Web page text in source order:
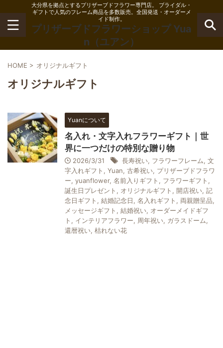
大分県を拠点とするプリザーブドフラワー専門店。 ブライダル・
ギフトで人気のフレーム商品を多数販売。全国発送・オーダーメ
イド制作。
プリザーブドフラワーショップ Yua
n（ユアン）
HOME > オリジナルギフト
オリジナルギフト
Yuanについて
名入れ・文字入れフラワーギフト｜世
界に一つだけの特別な贈り物
2026/3/31 長寿祝い, フラワーフレーム, 文
字入れギフト , Yuan, 古希祝い, プリザーブドフラワ
ー, yuanflower, 名前入りギフト , フラワーギフト ,
誕生日プレゼント , オリジナルギフト , 開店祝い, 記
念日ギフト , 結婚記念日, 名入れギフト , 両親贈呈品,
メッセージギフト , 結婚祝い, オーダーメイドギフ
ト , インテリアフラワー, 周年祝い, ガラスドーム,
還暦祝い, 枯れない花